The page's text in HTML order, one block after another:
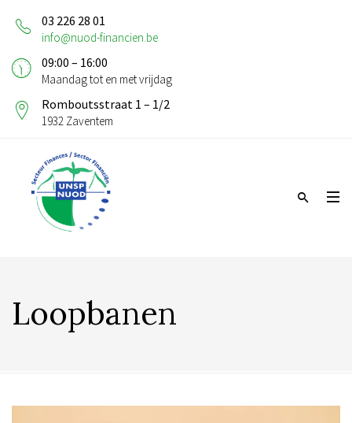
03 226 28 01
info@nuod-financien.be
09:00 – 16:00
Maandag tot en met vrijdag
Romboutsstraat 1 – 1/2
1932 Zaventem
Loopbanen